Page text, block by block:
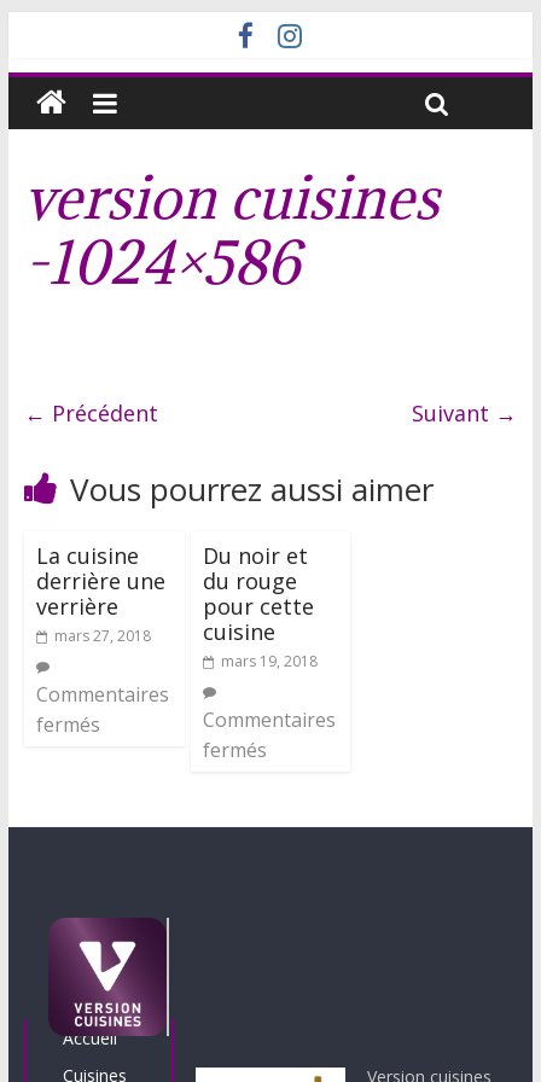
version cuisines
-1024×586
← Précédent Suivant →
Vous pourrez aussi aimer
La cuisine
derrière une
verrière
mars 27, 2018
Commentaires
fermés
Du noir et
du rouge
pour cette
cuisine
mars 19, 2018
Commentaires
fermés
Accueil
Cuisines
Version cuisines